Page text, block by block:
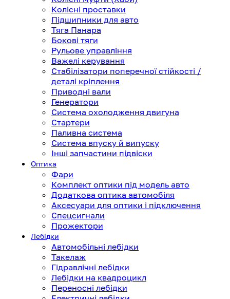
Колісні проставки
Підшипники для авто
Тяга Панара
Бокові тяги
Рульове управління
Важелі керування
Стабілізатори поперечної стійкості /
деталі кріплення
Приводні вали
Генератори
Система охолодження двигуна
Стартери
Паливна система
Система впуску й випуску
Інші запчастини підвіски
Оптика
Фари
Комплект оптики під модель авто
Додаткова оптика автомобіля
Аксесуари для оптики і підключення
Спецсигнали
Прожектори
Лебідки
Автомобільні лебідки
Такелаж
Гідравлічні лебідки
Лебідки на квадроцикл
Переносні лебідки